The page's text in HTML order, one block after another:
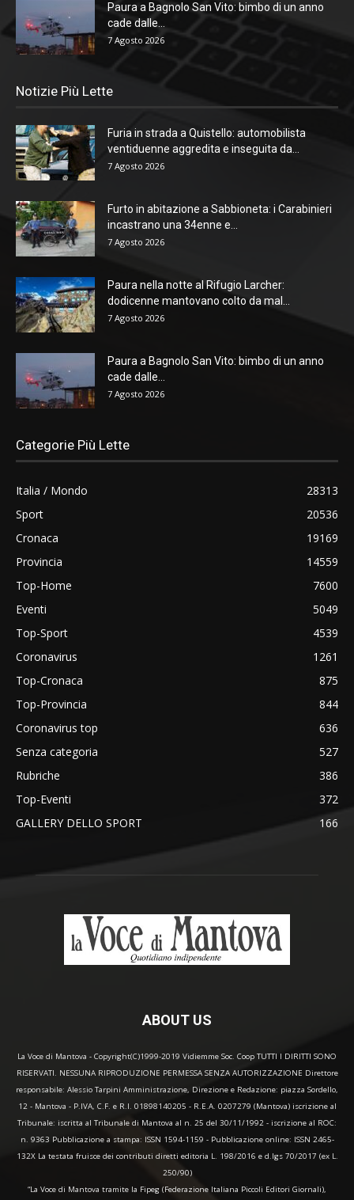
Paura a Bagnolo San Vito: bimbo di un anno
cade dalle...
7 Agosto 2026
Notizie Più Lette
Furia in strada a Quistello: automobilista
ventiduenne aggredita e inseguita da...
7 Agosto 2026
Furto in abitazione a Sabbioneta: i Carabinieri
incastrano una 34enne e...
7 Agosto 2026
Paura nella notte al Rifugio Larcher:
dodicenne mantovano colto da mal...
7 Agosto 2026
Paura a Bagnolo San Vito: bimbo di un anno
cade dalle...
7 Agosto 2026
Categorie Più Lette
Italia / Mondo
28313
Sport
20536
Cronaca
19169
Provincia
14559
Top-Home
7600
Eventi
5049
Top-Sport
4539
Coronavirus
1261
Top-Cronaca
875
Top-Provincia
844
Coronavirus top
636
Senza categoria
527
Rubriche
386
Top-Eventi
372
GALLERY DELLO SPORT
166
ABOUT US
La Voce di Mantova - Copyright(C)1999-2019 Vidiemme Soc. Coop TUTTI I DIRITTI SONO
RISERVATI. NESSUNA RIPRODUZIONE PERMESSA SENZA AUTORIZZAZIONE Direttore
responsabile: Alessio Tarpini Amministrazione, Direzione e Redazione: piazza Sordello,
12 - Mantova - P.IVA, C.F. e R.I. 01898140205 - R.E.A. 0207279 (Mantova) iscrizione al
Tribunale: iscritta al Tribunale di Mantova al n. 25 del 30/11/1992 - iscrizione al ROC:
n. 9363 Pubblicazione a stampa: ISSN 1594-1159 - Pubblicazione online: ISSN 2465-
132X La testata fruisce dei contributi diretti editoria L. 198/2016 e d.lgs 70/2017 (ex L.
250/90)
“La Voce di Mantova tramite la Fipeg (Federazione Italiana Piccoli Editori Giornali),